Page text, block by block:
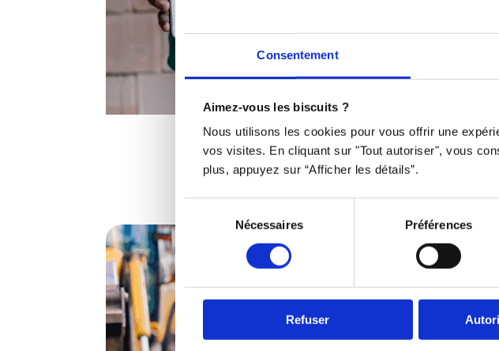
Consentement
Aimez-vous les biscuits ?
Nous utilisons les cookies pour vous offrir une
vos visites. En cliquant sur "Tout autoriser", vous
plus, appuyez sur “Afficher les détails”.
consentement
Nécessaires Préférences
Refuser
dans
by